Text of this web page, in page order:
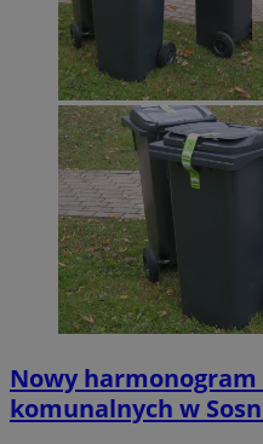
Nowy
komunalnych w